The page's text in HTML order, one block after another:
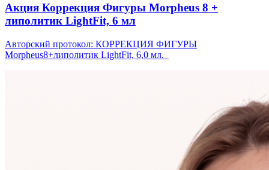
Акция Коррекция Фигуры Morpheus 8 +
липолитик LightFit, 6 мл
Авторский протокол: КОРРЕКЦИЯ ФИГУРЫ
Morpheus8+липолитик LightFit, 6,0 мл.